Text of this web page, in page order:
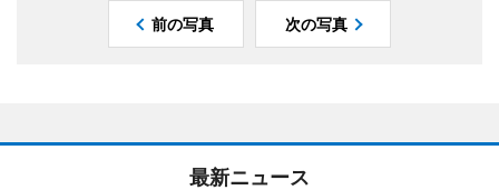
前の写真 次の写真
最新ニュース